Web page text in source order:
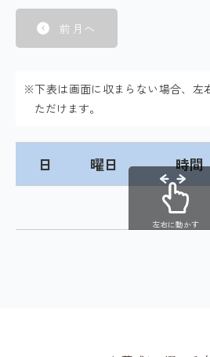
前月へ
※下表は画面に収まらない場合、左
ただけます。
日 曜日 時間
左右に動かす